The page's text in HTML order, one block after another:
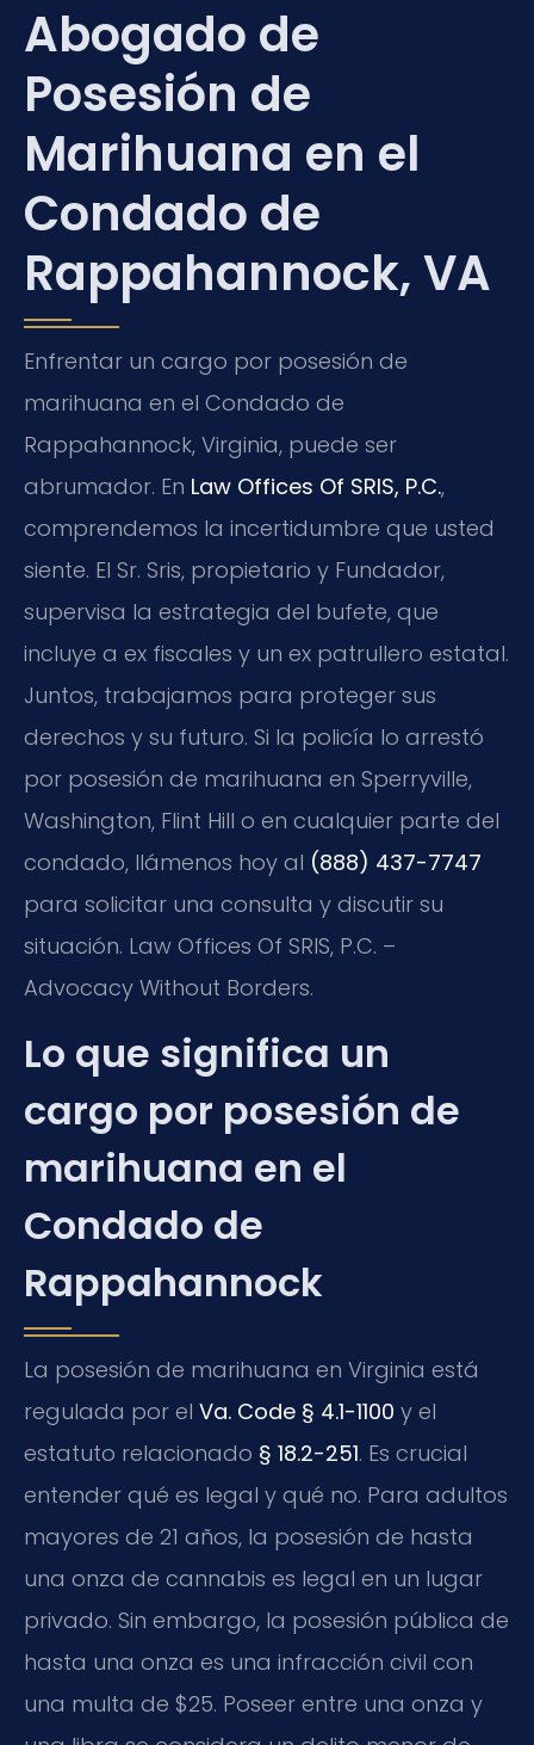
Abogado de
Posesión de
Marihuana en el
Condado de
Rappahannock, VA
Enfrentar un cargo por posesión de
marihuana en el Condado de
Rappahannock, Virginia, puede ser
abrumador. En Law Offices Of SRIS, P.C.,
comprendemos la incertidumbre que usted
siente. El Sr. Sris, propietario y Fundador,
supervisa la estrategia del bufete, que
incluye a ex fiscales y un ex patrullero estatal.
Juntos, trabajamos para proteger sus
derechos y su futuro. Si la policía lo arrestó
por posesión de marihuana en Sperryville,
Washington, Flint Hill o en cualquier parte del
condado, llámenos hoy al (888) 437-7747
para solicitar una consulta y discutir su
situación. Law Offices Of SRIS, P.C. –
Advocacy Without Borders.
Lo que significa un
cargo por posesión de
marihuana en el
Condado de
Rappahannock
La posesión de marihuana en Virginia está
regulada por el Va. Code § 4.1-1100 y el
estatuto relacionado § 18.2-251. Es crucial
entender qué es legal y qué no. Para adultos
mayores de 21 años, la posesión de hasta
una onza de cannabis es legal en un lugar
privado. Sin embargo, la posesión pública de
hasta una onza es una infracción civil con
una multa de $25. Poseer entre una onza y